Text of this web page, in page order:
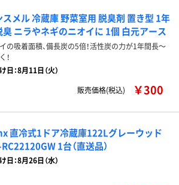
スメル 冷蔵庫 野菜室用 脱臭剤 置き型 1年
臭 ニラやネギのニオイに 1個 白元アース
の吸着面積、備長炭の5倍！活性炭の力が1年間長～
！
日：8月11日（火）
販売価格(税込)
￥300
直冷式1ドア冷蔵庫122Lグレーウッド
1台（直送品）
日：8月26日（水）